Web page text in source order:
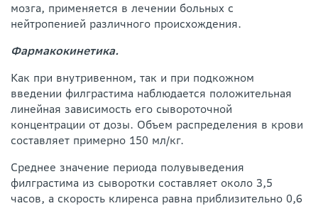
мозга, применяется в лечении больных с
нейтропенией различного происхождения.
Фармакокинетика.
Как при внутривенном, так и при подкожном
введении филграстима наблюдается положительная
линейная зависимость его сывороточной
концентрации от дозы. Объем распределения в крови
составляет примерно 150 мл/кг.
Среднее значение периода полувыведения
филграстима из сыворотки составляет около 3,5
часов, а скорость клиренса равна приблизительно 0,6